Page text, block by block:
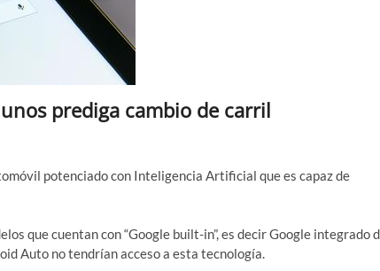
prediga cambio de carril
potenciado con Inteligencia Artificial que es capaz de
que cuentan con “Google built-in”, es decir Google integrado
Auto no tendrían acceso a esta tecnología.